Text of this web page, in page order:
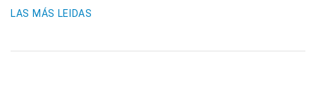
LAS MÁS LEIDAS